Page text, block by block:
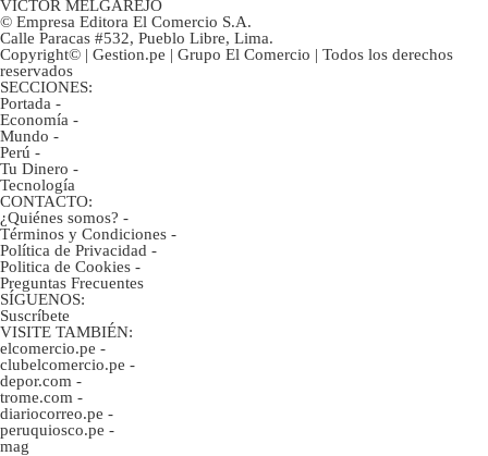
VÍCTOR MELGAREJO
© Empresa Editora El Comercio S.A.
Calle Paracas #532, Pueblo Libre, Lima.
Copyright© | Gestion.pe | Grupo El Comercio | Todos los derechos
reservados
SECCIONES:
Portada -
Economía -
Mundo -
Perú -
Tu Dinero -
Tecnología
CONTACTO:
¿Quiénes somos? -
Términos y Condiciones -
Política de Privacidad -
Politica de Cookies -
Preguntas Frecuentes
SÍGUENOS:
Suscríbete
VISITE TAMBIÉN:
elcomercio.pe -
clubelcomercio.pe -
depor.com -
trome.com -
diariocorreo.pe -
peruquiosco.pe -
mag